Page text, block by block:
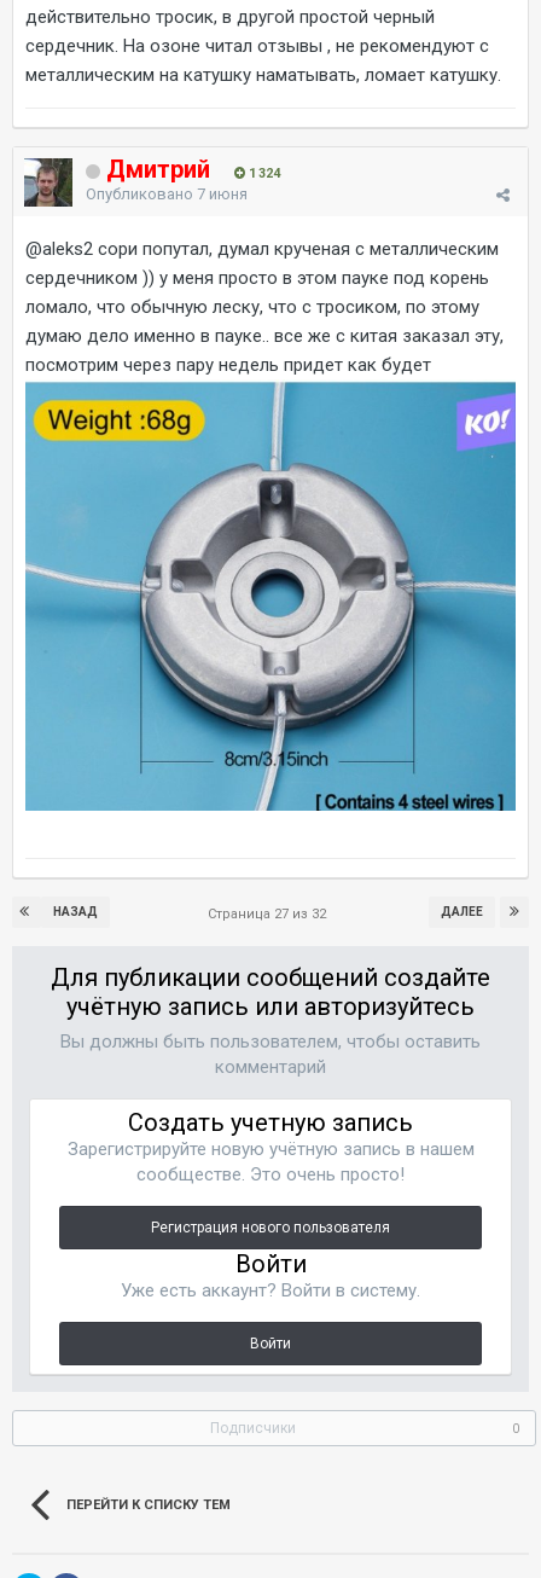
действительно тросик, в другой простой черный
сердечник. На озоне читал отзывы , не рекомендуют с
металлическим на катушку наматывать, ломает катушку.
Дмитрий 1 324
Опубликовано 7 июня
@aleks2 сори попутал, думал крученая с металлическим
сердечником )) у меня просто в этом пауке под корень
ломало, что обычную леску, что с тросиком, по этому
думаю дело именно в пауке.. все же с китая заказал эту,
посмотрим через пару недель придет как будет
НАЗАД ДАЛЕЕ
Страница 27 из 32
Для публикации сообщений создайте
учётную запись или авторизуйтесь
Вы должны быть пользователем, чтобы оставить
комментарий
Создать учетную запись
Зарегистрируйте новую учётную запись в нашем
сообществе. Это очень просто!
Регистрация нового пользователя
Войти
Уже есть аккаунт? Войти в систему.
Войти
Подписчики 0
ПЕРЕЙТИ К СПИСКУ ТЕМ